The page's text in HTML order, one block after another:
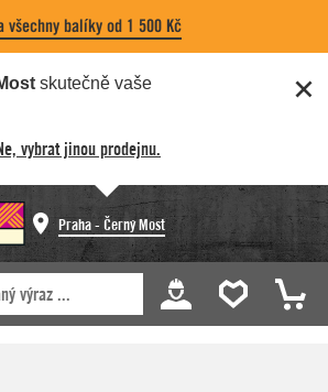
všechny balíky od 1 500 Kč
skutečně vaše
vybrat jinou prodejnu.
Praha - Černý Most